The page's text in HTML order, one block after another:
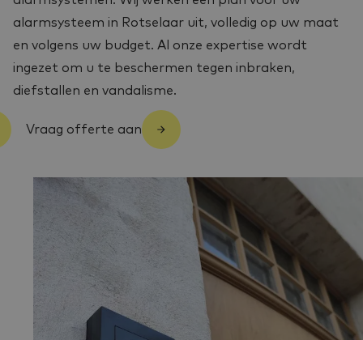
alarmsysteem in Rotselaar uit, volledig op uw maat
en volgens uw budget. Al onze expertise wordt
ingezet om u te beschermen tegen inbraken,
diefstallen en vandalisme.
Vraag offerte aan